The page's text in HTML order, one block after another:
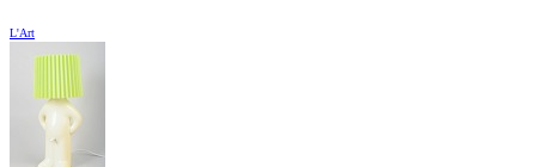
L'Art